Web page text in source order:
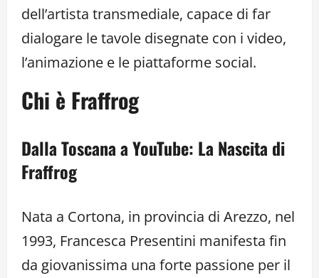
dell’artista transmediale, capace di far
dialogare le tavole disegnate con i video,
l’animazione e le piattaforme social.
Chi è Fraffrog
Dalla Toscana a YouTube: La Nascita di
Fraffrog
Nata a Cortona, in provincia di Arezzo, nel
1993, Francesca Presentini manifesta fin
da giovanissima una forte passione per il